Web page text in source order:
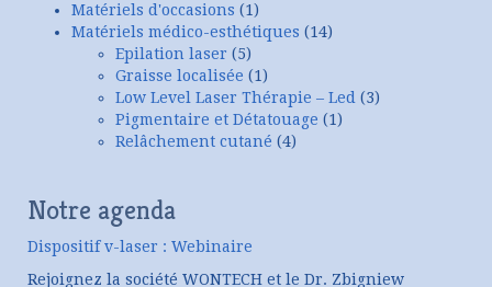
Matériels d'occasions (1)
Matériels médico-esthétiques (14)
Epilation laser (5)
Graisse localisée (1)
Low Level Laser Thérapie – Led (3)
Pigmentaire et Détatouage (1)
Relâchement cutané (4)
Notre agenda
Dispositif v-laser : Webinaire
Rejoignez la société WONTECH et le Dr. Zbigniew